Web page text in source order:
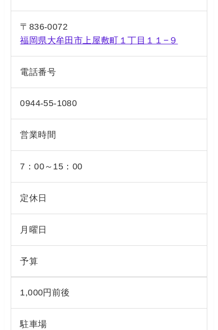
〒836-0072
福岡県大牟田市上屋敷町１丁目１１−９
電話番号
0944-55-1080
営業時間
7：00～15：00
定休日
月曜日
予算
1,000円前後
駐車場